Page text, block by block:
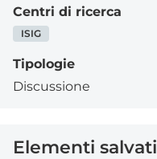
Centri di ricerca
ISIG
Tipologie
Discussione
Elementi salvati